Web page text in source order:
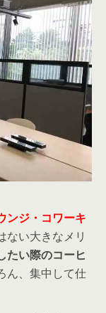
ンジ・コワーキ
ない大きなメリ
たい際のコーヒ
ん、集中して仕